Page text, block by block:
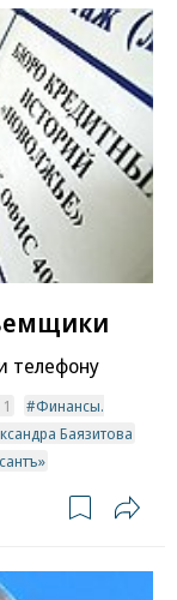
телефону
Финансы.
Баязитова